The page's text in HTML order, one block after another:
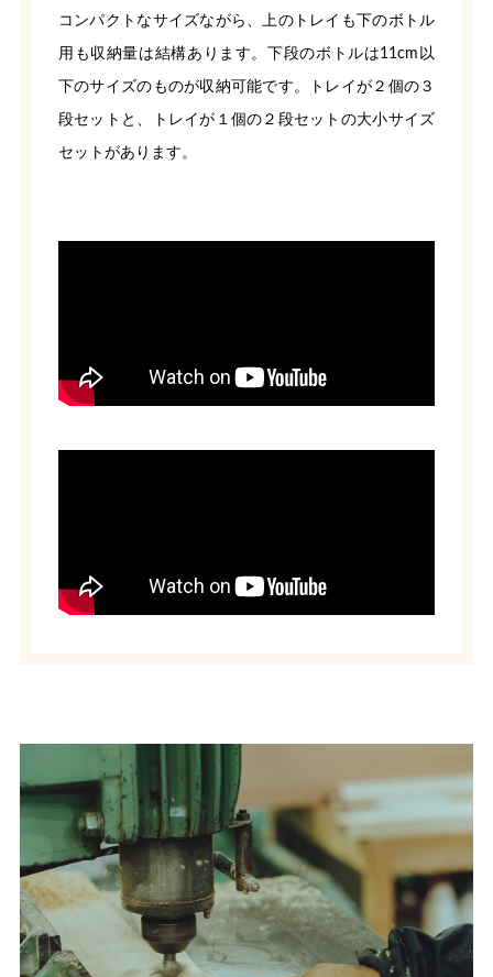
コンパクトなサイズながら、上のトレイも下のボトル
用も収納量は結構あります。下段のボトルは11cm以
下のサイズのものが収納可能です。トレイが２個の３
段セットと、トレイが１個の２段セットの大小サイズ
セットがあります。